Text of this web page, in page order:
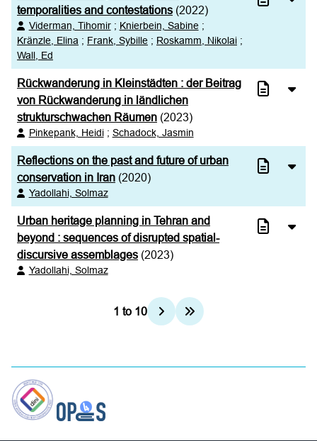
temporalities and contestations (2022)
Viderman, Tihomir; Knierbein, Sabine;
Kränzle, Elina ; Frank, Sybille ; Roskamm, Nikolai ;
Wall, Ed
Rückwanderung in Kleinstädten : der Beitrag
von Rückwanderung in ländlichen
strukturschwachen Räumen (2023)
Pinkepank, Heidi; Schadock, Jasmin
Reflections on the past and future of urban
conservation in Iran (2020)
Yadollahi, Solmaz
Urban heritage planning in Tehran and
beyond : sequences of disrupted spatial-
discursive assemblages (2023)
Yadollahi, Solmaz
1 to 10